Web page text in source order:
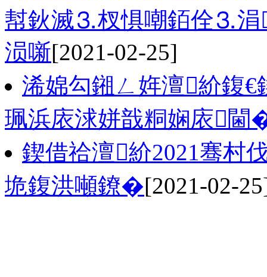
幇鈥滅⒊杈惧嘲銆佺⒊涓
涢噺[2021-02-25]
浠婂勾鎺ㄥ姩澶紒鍑
珮浜庡浗姘戠粡娴庡閫
鍥借祫澶紒2021骞村
垝鍑洪噸鐐�[2021-02-